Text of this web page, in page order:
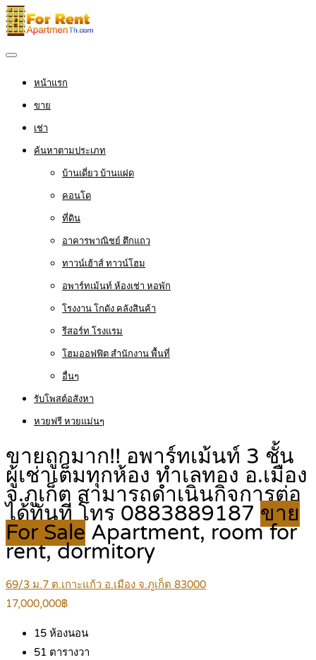
หน้าแรก
ขาย
เช่า
ค้นหาตามประเภท
บ้านเดี่ยว บ้านแฝด
คอนโด
ที่ดิน
อาคารพาณิชย์ ตึกแถว
ทาวน์เฮ้าส์ ทาวน์โฮม
อพาร์ทเม้นท์ ห้องเช่า หอพัก
โรงงาน โกดัง คลังสินค้า
รีสอร์ท โรงแรม
โฮมออฟฟิต สำนักงาน พื้นที่
อื่นๆ
รับโพสต์อสังหา
หวยฟรี หวยแม่นๆ
ขายถูกมาก!! อพาร์ทเม้นท์ 3 ชั้น
ผู้เช่าเต็มทุกห้อง ทำเลทอง อ.เมือง
จ.ภูเก็ต สามารถดำเนินกิจการต่อ
ได้ทันที โทร 0883889187 ขาย
For Sale Apartment, room for
rent, dormitory
69/3 ม.7 ต.เกาะแก้ว อ.เมือง จ.ภูเก็ต 83000
17,000,000฿
15 ห้องนอน
51 ตารางวา